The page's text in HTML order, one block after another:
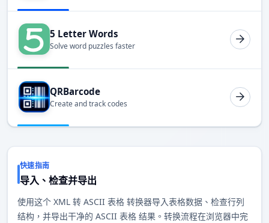
5 Letter Words
Solve word puzzles faster
QRBarcode
Create and track codes
快速指南
导入、检查并导出
使用这个 XML 转 ASCII 表格 转换器导入表格数据、检查行列
结构，并导出干净的 ASCII 表格 结果。转换流程在浏览器中完